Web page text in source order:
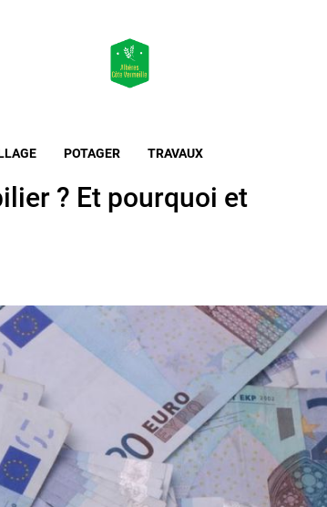
POTAGER TRAVAUX
? Et pourquoi et